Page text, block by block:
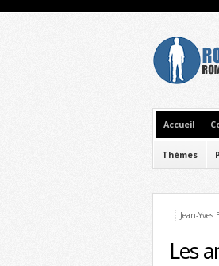
Accueil
Thèmes
Jean-Yves
Les